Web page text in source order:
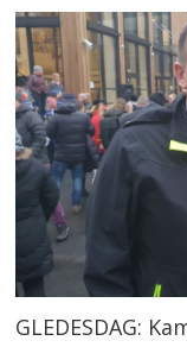
GLEDESDAG: